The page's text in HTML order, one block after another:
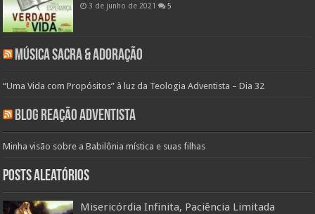
3 de junho de 2021 5
Música Sacra & Adoração
“Uma Vida com Propósitos” à luz da Teologia Adventista – Dia 32
Blog Reação Adventista
Minha visão sobre a Babilônia mística e suas filhas
Posts aleatórios
Misericórdia Infinita, Paciência Limitada